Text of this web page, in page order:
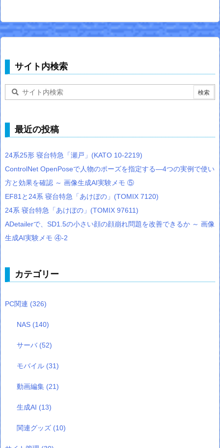
サイト内検索
最近の投稿
24系25形 寝台特急「瀬戸」(KATO 10-2219)
ControlNet OpenPoseで人物のポーズを指定する―4つの実例で使い
方と効果を確認 ～ 画像生成AI実験メモ ⑤
EF81と24系 寝台特急「あけぼの」(TOMIX 7120)
24系 寝台特急「あけぼの」(TOMIX 97611)
ADetailerで、SD1.5の小さい顔の顔崩れ問題を改善できるか ～ 画像
生成AI実験メモ ④-2
カテゴリー
PC関連 (326)
NAS (140)
サーバ (52)
モバイル (31)
動画編集 (21)
生成AI (13)
関連グッズ (10)